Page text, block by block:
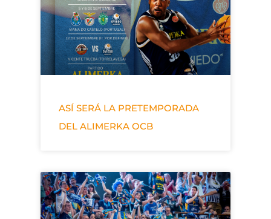
ASÍ SERÁ LA PRETEMPORADA
DEL ALIMERKA OCB